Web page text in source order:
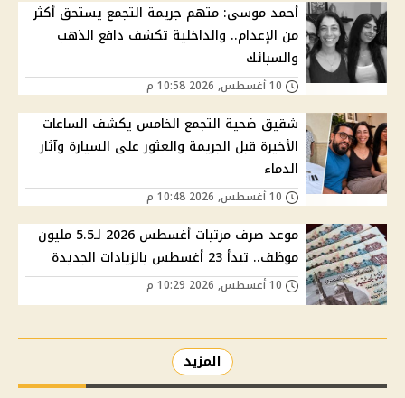
أحمد موسى: متهم جريمة التجمع يستحق أكثر
من الإعدام.. والداخلية تكشف دافع الذهب
والسبائك
شقيق ضحية التجمع الخامس يكشف الساعات
الأخيرة قبل الجريمة والعثور على السيارة وآثار
الدماء
موعد صرف مرتبات أغسطس 2026 لـ5.5 مليون
موظف.. تبدأ 23 أغسطس بالزيادات الجديدة
المزيد